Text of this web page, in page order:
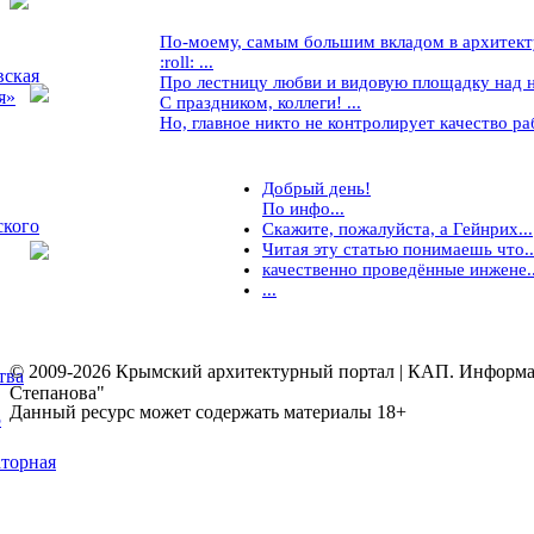
По-моему, самым большим вкладом в
:roll: ...
Про лестницу любви и видовую площадку над
С праздником, коллеги! ...
Но, главное никто не контролирует качество
Добрый день!
По инфо...
Скажите, пожалуйста, а Гейнрих...
Читая эту статью понимаешь
качественно проведённые
...
© 2009-2026 Крымский архитектурный портал | КАП.
Степанова"
Данный ресурс может содержать материалы 18+